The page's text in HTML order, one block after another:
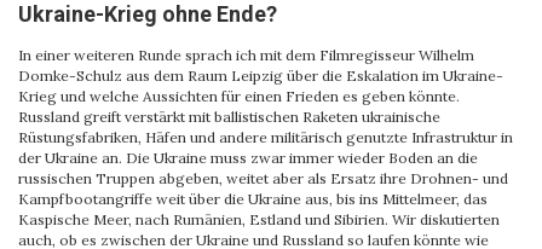
Ukraine-Krieg ohne Ende?
In einer weiteren Runde sprach ich mit dem Filmregisseur Wilhelm
Domke-Schulz aus dem Raum Leipzig über die Eskalation im Ukraine-
Krieg und welche Aussichten für einen Frieden es geben könnte.
Russland greift verstärkt mit ballistischen Raketen ukrainische
Rüstungsfabriken, Häfen und andere militärisch genutzte Infrastruktur in
der Ukraine an. Die Ukraine muss zwar immer wieder Boden an die
russischen Truppen abgeben, weitet aber als Ersatz ihre Drohnen- und
Kampfbootangriffe weit über die Ukraine aus, bis ins Mittelmeer, das
Kaspische Meer, nach Rumänien, Estland und Sibirien. Wir diskutierten
auch, ob es zwischen der Ukraine und Russland so laufen könnte wie